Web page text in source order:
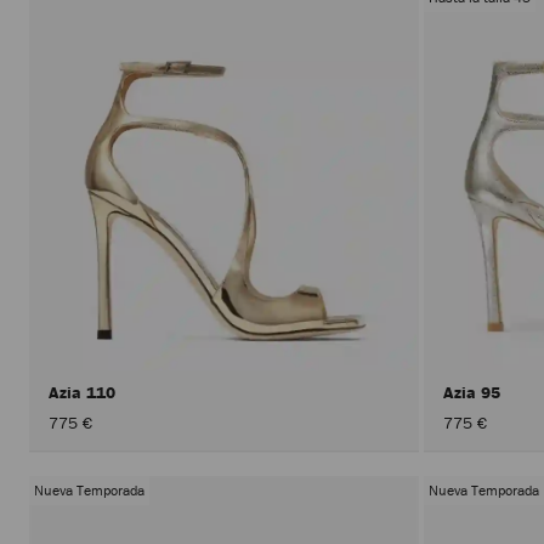
Azia 110
775 €
Azia 95
775 €
Nueva Temporada Nueva Temporada